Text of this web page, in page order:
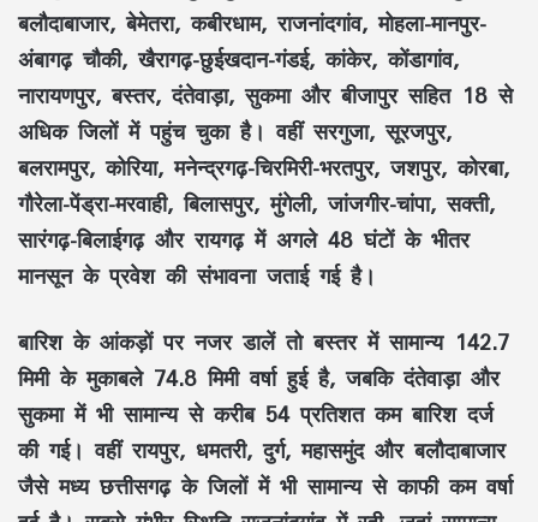
बलौदाबाजार, बेमेतरा, कबीरधाम, राजनांदगांव, मोहला-मानपुर-
अंबागढ़ चौकी, खैरागढ़-छुईखदान-गंडई, कांकेर, कोंडागांव,
नारायणपुर, बस्तर, दंतेवाड़ा, सुकमा और बीजापुर सहित 18 से
अधिक जिलों में पहुंच चुका है। वहीं सरगुजा, सूरजपुर,
बलरामपुर, कोरिया, मनेन्द्रगढ़-चिरमिरी-भरतपुर, जशपुर, कोरबा,
गौरेला-पेंड्रा-मरवाही, बिलासपुर, मुंगेली, जांजगीर-चांपा, सक्ती,
सारंगढ़-बिलाईगढ़ और रायगढ़ में अगले 48 घंटों के भीतर
मानसून के प्रवेश की संभावना जताई गई है।
बारिश के आंकड़ों पर नजर डालें तो बस्तर में सामान्य 142.7
मिमी के मुकाबले 74.8 मिमी वर्षा हुई है, जबकि दंतेवाड़ा और
सुकमा में भी सामान्य से करीब 54 प्रतिशत कम बारिश दर्ज
की गई। वहीं रायपुर, धमतरी, दुर्ग, महासमुंद और बलौदाबाजार
जैसे मध्य छत्तीसगढ़ के जिलों में भी सामान्य से काफी कम वर्षा